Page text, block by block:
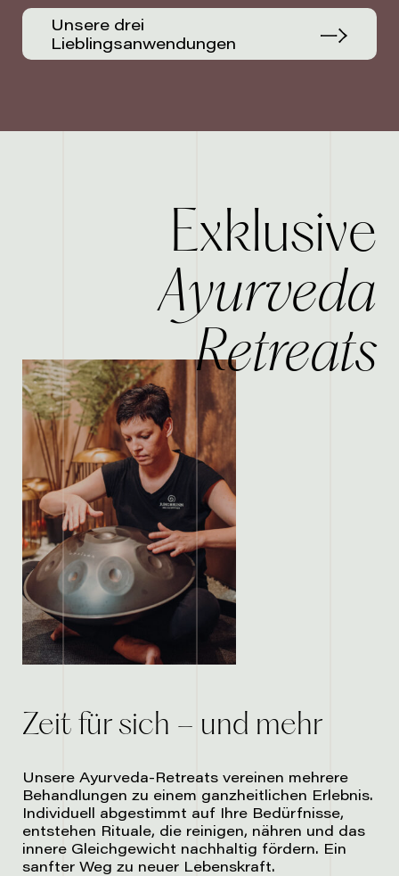
Unsere drei
Lieblingsanwendungen
Exklusive
Ayurveda
Retreats
Zeit für sich – und mehr
Unsere Ayurveda-Retreats vereinen mehrere
Behandlungen zu einem ganzheitlichen Erlebnis.
Individuell abgestimmt auf Ihre Bedürfnisse,
entstehen Rituale, die reinigen, nähren und das
innere Gleichgewicht nachhaltig fördern. Ein
sanfter Weg zu neuer Lebenskraft.